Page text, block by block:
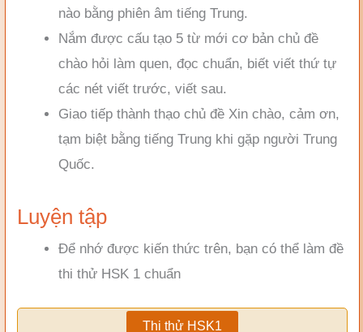
nào bằng phiên âm tiếng Trung.
Nắm được cấu tạo 5 từ mới cơ bản chủ đề
chào hỏi làm quen, đọc chuẩn, biết viết thứ tự
các nét viết trước, viết sau.
Giao tiếp thành thạo chủ đề Xin chào, cảm ơn,
tạm biệt bằng tiếng Trung khi gặp người Trung
Quốc.
Luyện tập
Để nhớ được kiến thức trên, bạn có thể làm đề
thi thử HSK 1 chuẩn
Thi thử HSK1